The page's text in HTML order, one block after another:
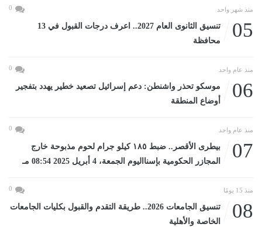
منذ شهر واحد 0
05
تنسيق الثانوى العام 2027.. اعرف درجات القبول في 13
محافظة
منذ عام واحد 0
06
موسكو تحذر واشنطن: دعم إسرائيل تصعيد خطير يهدد بتفجير
أوضاع المنطقة
منذ عام واحد 0
07
بيطرى الأقصر.. ضبط ١٨٥ كيلو جرام لحوم مذبوحة خارج
المجازر الحكومية بإسنااليوم الجمعة، 4 أبريل 2025 08:54 مـ
منذ 15 يومًا 0
08
تنسيق الجامعات 2026.. طريقة التقدم والقبول بكليات الجامعات
الخاصة والأهلية